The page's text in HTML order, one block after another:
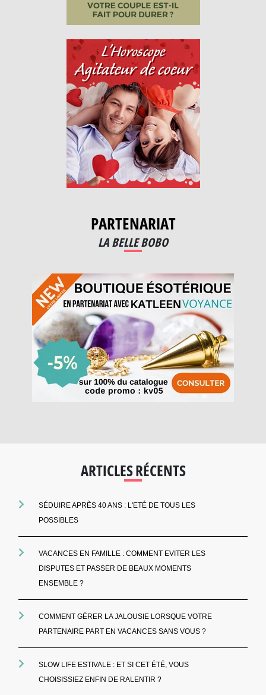
PARTENARIAT
LA BELLE BOBO
ARTICLES RÉCENTS
SÉDUIRE APRÈS 40 ANS : L'ETÉ DE TOUS LES
POSSIBLES
VACANCES EN FAMILLE : COMMENT EVITER LES
DISPUTES ET PASSER DE BEAUX MOMENTS
ENSEMBLE ?
COMMENT GÉRER LA JALOUSIE LORSQUE VOTRE
PARTENAIRE PART EN VACANCES SANS VOUS ?
SLOW LIFE ESTIVALE : ET SI CET ÉTÉ, VOUS
CHOISISSIEZ ENFIN DE RALENTIR ?